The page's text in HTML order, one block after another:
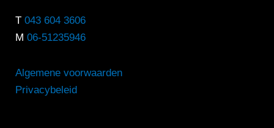
T 043 604 3606
M 06-51235946
Algemene voorwaarden
Privacybeleid